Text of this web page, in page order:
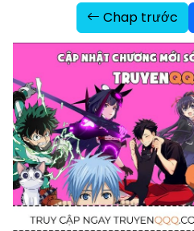
Chap trước